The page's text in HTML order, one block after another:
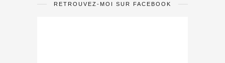
RETROUVEZ-MOI SUR FACEBOOK